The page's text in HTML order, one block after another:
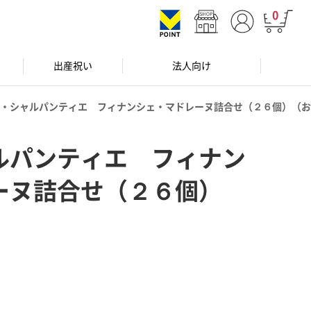
0
出産祝い 法人向け
シャルパンティエ フィナンシェ・マドレーヌ詰合せ（２６個）（
パンティエ フィナン
詰合せ（２６個）